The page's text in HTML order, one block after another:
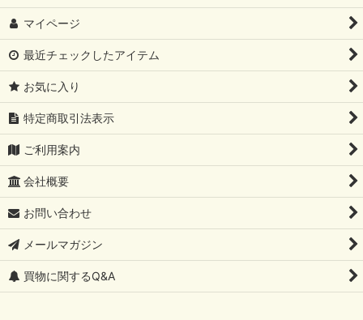
マイページ
最近チェックしたアイテム
お気に入り
特定商取引法表示
ご利用案内
会社概要
お問い合わせ
メールマガジン
買物に関するQ&A